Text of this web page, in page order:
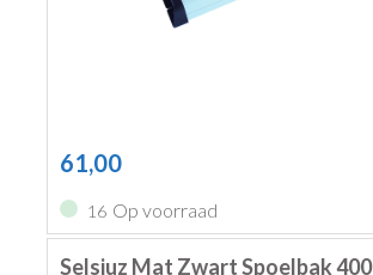
61,00
16 Op voorraad
Selsiuz Mat Zwart Spoelbak 400